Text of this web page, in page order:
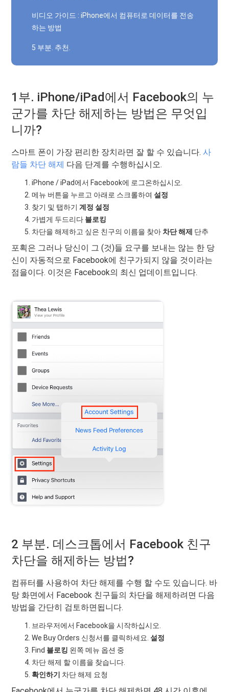
비디오 가이드 : iPhone에서 컴퓨터로 데이터를 전송
하는 방법
5 부분. 추천.
1부. iPhone/iPad에서 Facebook의 누
군가를 차단 해제하는 방법은 무엇입
니까?
스마트 폰이 가장 편리한 장치라면 잘 할 수 있습니다.사
람들 차단 해제 다음 단계를 수행하십시오.
iPhone / iPad에서 Facebook에 로그온하십시오.
메뉴 버튼을 누르고 아래로 스크롤하여설정
찾기 및 탭하기계정 설정
가볍게 두드리다 블로킹
차단을 해제하고 싶은 친구의 이름을 찾아 차단 해제 단추
포획은 그러나 당신이 그 (것)들 요구를 보내는 않는 한 당
신이 자동적으로 Facebook에 친구가되지 않을 것이라는
점을이다. 이것은 Facebook의 최신 업데이트입니다.
2 부분. 데스크톱에서 Facebook 친구
차단을 해제하는 방법?
컴퓨터를 사용하여 차단 해제를 수행 할 수도 있습니다. 바
탕 화면에서 Facebook 친구들의 차단을 해제하려면 다음
방법을 간단히 검토하면됩니다.
브라우저에서 Facebook을 시작하십시오.
We Buy Orders 신청서를 클릭하세요.설정
Find 블로킹 왼쪽 메뉴 옵션 중
차단 해제 할 이름을 찾습니다.
확인하기
차단 해제 요청